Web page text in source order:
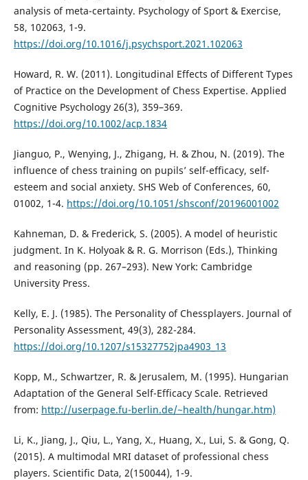
analysis of meta-certainty. Psychology of Sport & Exercise,
58, 102063, 1-9.
https://doi.org/10.1016/j.psychsport.2021.102063
Howard, R. W. (2011). Longitudinal Effects of Different Types
of Practice on the Development of Chess Expertise. Applied
Cognitive Psychology 26(3), 359–369.
https://doi.org/10.1002/acp.1834
Jianguo, P., Wenying, J., Zhigang, H. & Zhou, N. (2019). The
influence of chess training on pupils’ self-efficacy, self-
esteem and social anxiety. SHS Web of Conferences, 60,
01002, 1-4. https://doi.org/10.1051/shsconf/20196001002
Kahneman, D. & Frederick, S. (2005). A model of heuristic
judgment. In K. Holyoak & R. G. Morrison (Eds.), Thinking
and reasoning (pp. 267–293). New York: Cambridge
University Press.
Kelly, E. J. (1985). The Personality of Chessplayers. Journal of
Personality Assessment, 49(3), 282-284.
https://doi.org/10.1207/s15327752jpa4903_13
Kopp, M., Schwartzer, R. & Jerusalem, M. (1995). Hungarian
Adaptation of the General Self-Efficacy Scale. Retrieved
from: http://userpage.fu-berlin.de/~health/hungar.htm)
Li, K., Jiang, J., Qiu, L., Yang, X., Huang, X., Lui, S. & Gong, Q.
(2015). A multimodal MRI dataset of professional chess
players. Scientific Data, 2(150044), 1-9.